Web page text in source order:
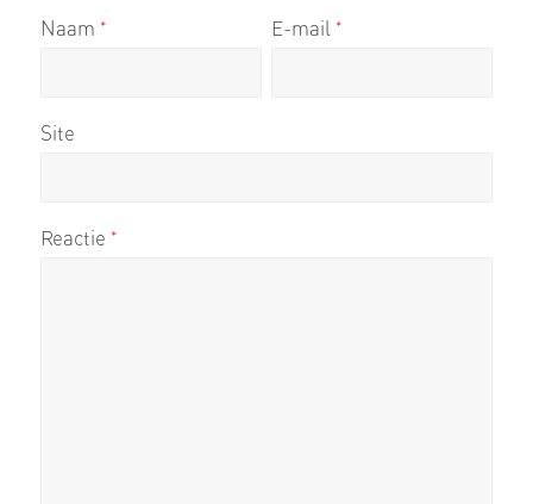
Naam * E-mail *
Site
Reactie *